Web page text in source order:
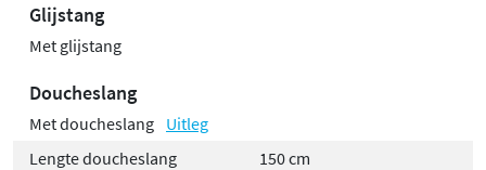
Glijstang
Met glijstang
Doucheslang
Met doucheslang Uitleg
Lengte doucheslang
150 cm